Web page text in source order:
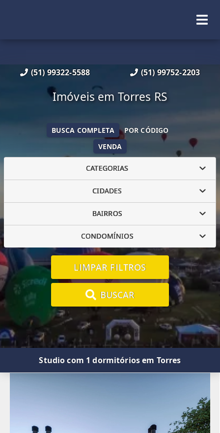
(51) 99322-5588 (51) 99752-2203
Imóveis em Torres RS
VENDA
BUSCA COMPLETA POR CÓDIGO
CATEGORIAS
CIDADES
BAIRROS
CONDOMÍNIOS
LIMPAR FILTROS
BUSCAR
Studio com 1 dormitórios em Torres